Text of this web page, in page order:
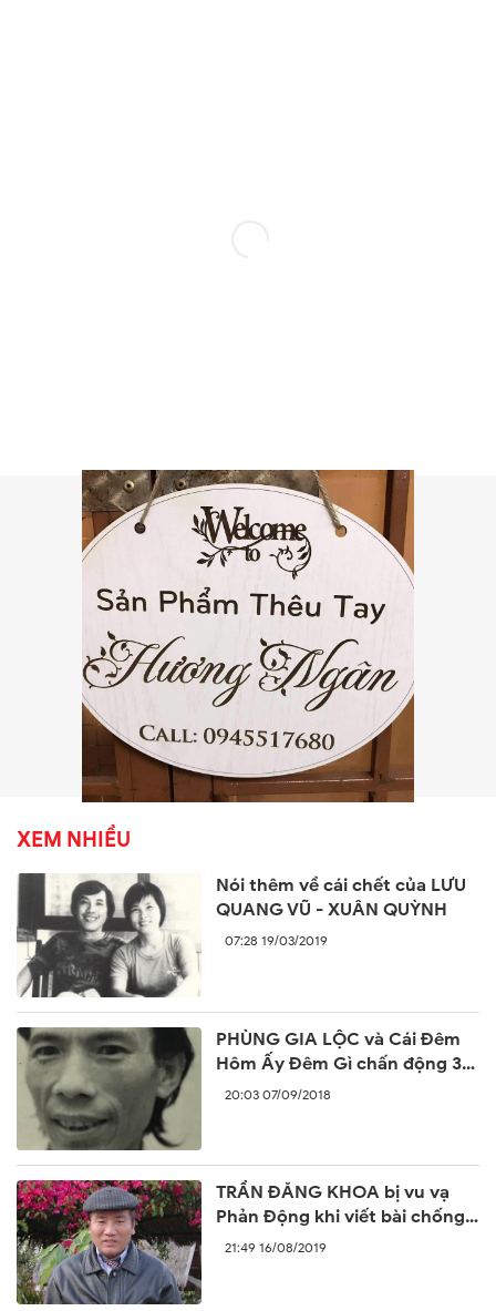
XEM NHIỀU
Nói thêm về cái chết của LƯU
QUANG VŨ - XUÂN QUỲNH
07:28 19/03/2019
PHÙNG GIA LỘC và Cái Đêm
Hôm Ấy Đêm Gì chấn động 30
năm trước
20:03 07/09/2018
TRẦN ĐĂNG KHOA bị vu vạ
Phản Động khi viết bài chống
lại sự ngang ngược của Trung
21:49 16/08/2019